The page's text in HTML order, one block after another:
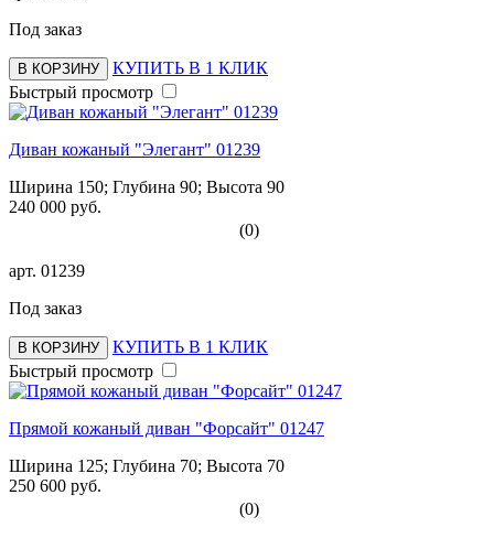
Под заказ
В КОРЗИНУ
КУПИТЬ В 1 КЛИК
Быстрый просмотр
Диван кожаный "Элегант" 01239
Ширина 150; Глубина 90; Высота 90
240 000 руб.
(0)
арт. 01239
Под заказ
В КОРЗИНУ
КУПИТЬ В 1 КЛИК
Быстрый просмотр
Прямой кожаный диван "Форсайт" 01247
Ширина 125; Глубина 70; Высота 70
250 600 руб.
(0)